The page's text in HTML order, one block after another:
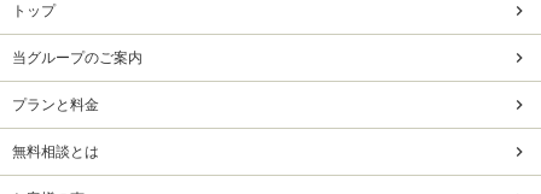
トップ
当グループのご案内
プランと料金
無料相談とは